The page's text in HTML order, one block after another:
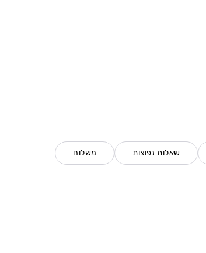
שאלות נפוצות משלוח